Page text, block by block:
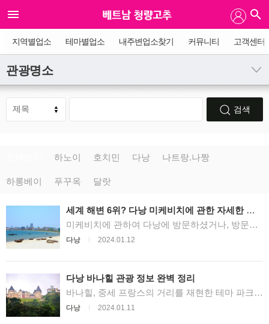
지역별업소 테마별업소 내주변업소찾기 커뮤니티 고객센터
관광명소
검색
하노이 호치민 다낭 나트랑.나짱
하롱베이 푸꾸옥 달랏
세계 해변 6위? 다낭 미케비치에 관한 자세한 소
개!
미케비치에 관하여 다낭에 방문하셨거나, 방문하
관해 들어보신 적 있으실 겁니다. 미케비치는 다낭
브스 (Forbes)에서 선정한 세계 최고의 해변 베스
트 6에 당당히 포함되었으며, 호주 Herald Sun 신
문에서 선정한 세게에서 가장 인기있는 아시아 비
치 10에 선정되기도 하였습니다. 수많은 호텔이
도착해 가장 먼저 방문하게 되는 장소이기도 합니
다낭 2024.01.12
다낭 바나힐 관광 정보 완벽 정리
바나힐, 중세 프랑스의 거리를 재현한 테마 파크
은 다낭을 대표하는 관광 명소이자, 한번 쯤 방문
다낭 2024.01.11